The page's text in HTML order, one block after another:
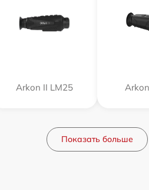
Arkon II LM25
Показать больше